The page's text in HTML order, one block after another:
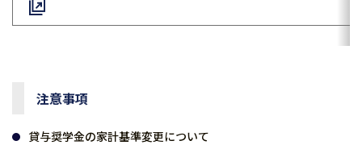
注意事項
貸与奨学金の家計基準変更について